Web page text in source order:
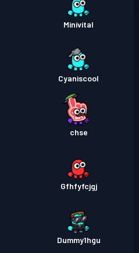
Minivital
Cyaniscool
chse
Gfhfyfcjgj
Dummy1hgu